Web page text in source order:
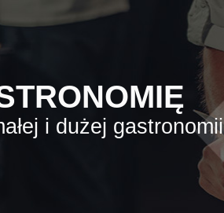
i dużej gastronomii